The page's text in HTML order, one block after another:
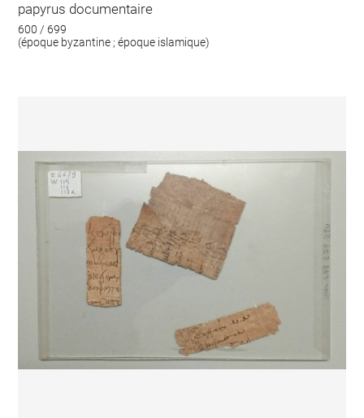
papyrus documentaire
600 / 699
(époque byzantine ; époque islamique)